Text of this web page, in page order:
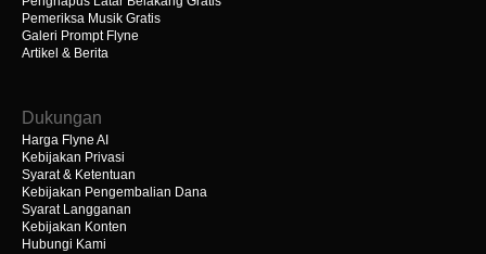
Pemeriksa Musik Gratis
Galeri Prompt Flyne
Artikel & Berita
Dukungan
Harga Flyne AI
Kebijakan Privasi
Syarat & Ketentuan
Kebijakan Pengembalian Dana
Syarat Langganan
Kebijakan Konten
Hubungi Kami